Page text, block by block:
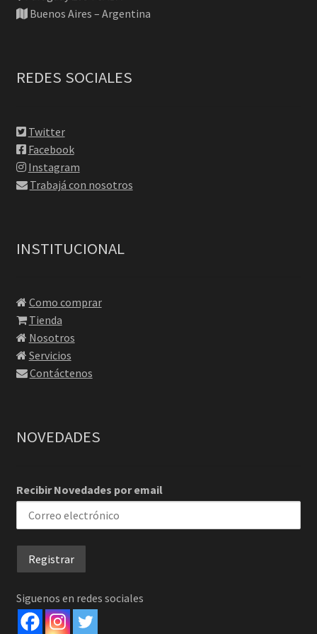
Buenos Aires – Argentina
REDES SOCIALES
Twitter
Facebook
Instagram
Trabajá con nosotros
INSTITUCIONAL
Como comprar
Tienda
Nosotros
Servicios
Contáctenos
NOVEDADES
Recibir Novedades por email
Siguenos en redes sociales